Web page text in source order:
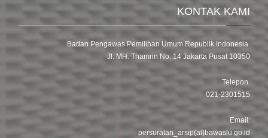
KONTAK KAMI
Badan Pengawas Pemilihan Umum Republik Indonesia
Jl. MH. Thamrin No. 14 Jakarta Pusat 10350
Telepon
021-2301515
Email:
persuratan_arsip(at)bawaslu.go.id